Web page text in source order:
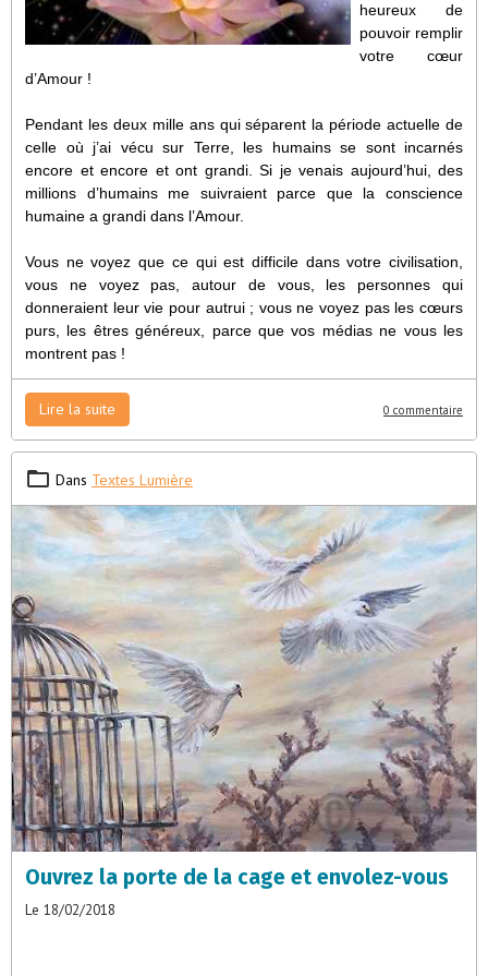
heureux de
pouvoir remplir
votre cœur
d’Amour !
Pendant les deux mille ans qui séparent la période actuelle de
celle où j’ai vécu sur Terre, les humains se sont incarnés
encore et encore et ont grandi. Si je venais aujourd’hui, des
millions d’humains me suivraient parce que la conscience
humaine a grandi dans l’Amour.
Vous ne voyez que ce qui est difficile dans votre civilisation,
vous ne voyez pas, autour de vous, les personnes qui
donneraient leur vie pour autrui ; vous ne voyez pas les cœurs
purs, les êtres généreux, parce que vos médias ne vous les
montrent pas !
Lire la suite 0 commentaire
Dans Textes Lumière
Ouvrez la porte de la cage et envolez-vous
Le 18/02/2018